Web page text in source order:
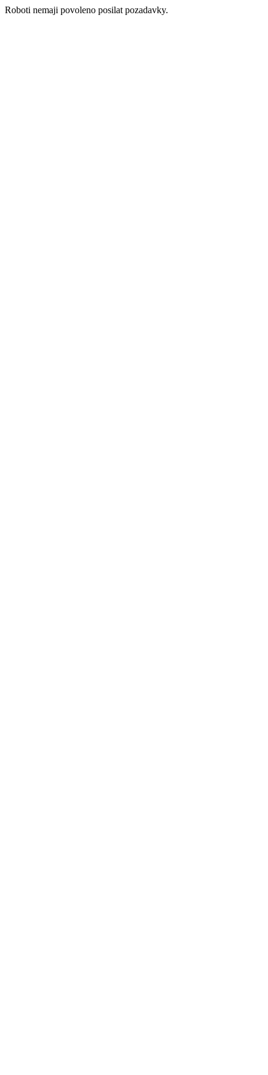
Roboti nemaji povoleno posilat pozadavky.